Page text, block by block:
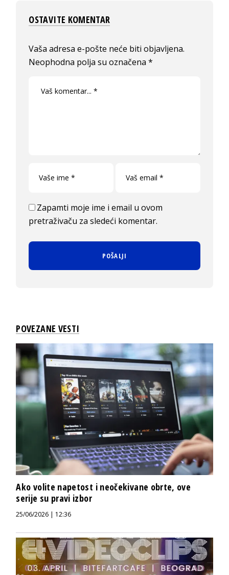
OSTAVITE KOMENTAR
Vaša adresa e-pošte neće biti objavljena.
Neophodna polja su označena*
Zapamti moje ime i email u ovom
pretraživaču za sledeći komentar.
POVEZANE VESTI
Ako volite napetost i neočekivane obrte, ove
serije su pravi izbor
25/06/2026 | 12:36